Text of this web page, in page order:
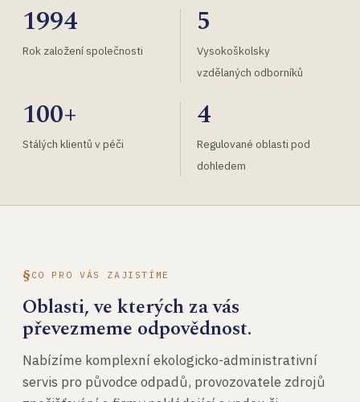
1994
Rok založení společnosti
5
Vysokoškolsky
vzdělaných odborníků
100+
Stálých klientů v péči
4
Regulované oblasti pod
dohledem
CO PRO VÁS ZAJISTÍME
Oblasti, ve kterých za vás
převezmeme odpovědnost.
Nabízíme komplexní ekologicko-administrativní
servis pro původce odpadů, provozovatele zdrojů